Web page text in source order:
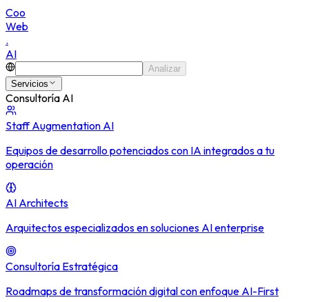
Coo
Web
.
AI
Analizar
Servicios
Consultoría AI
Staff Augmentation AI
Equipos de desarrollo potenciados con IA integrados a tu
operación
AI Architects
Arquitectos especializados en soluciones AI enterprise
Consultoría Estratégica
Roadmaps de transformación digital con enfoque AI-First